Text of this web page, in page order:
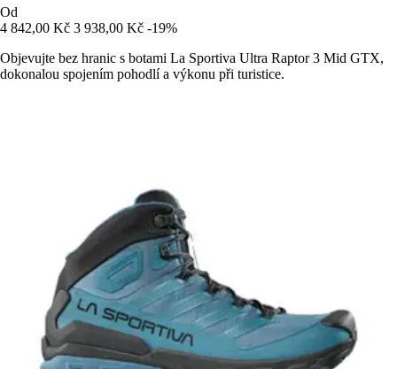
Od
4 842,00 Kč 3 938,00 Kč -19%
Objevujte bez hranic s botami La Sportiva Ultra Raptor 3 Mid GTX,
dokonalou spojením pohodlí a výkonu při turistice.